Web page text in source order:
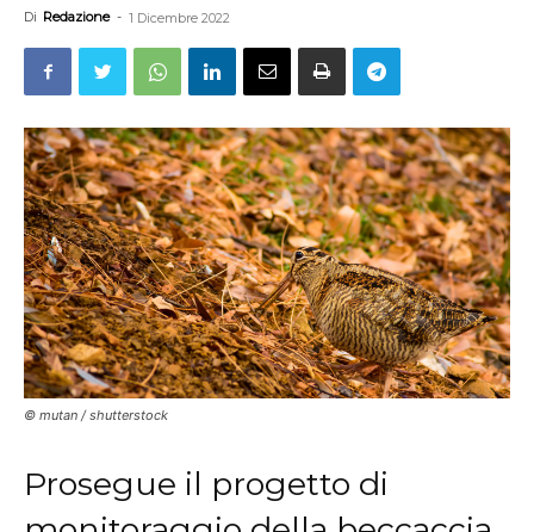
Di Redazione - 1 Dicembre 2022
© mutan / shutterstock
Prosegue il progetto di